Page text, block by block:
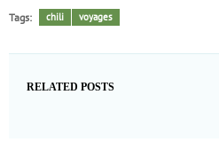
Tags: chili voyages
RELATED POSTS